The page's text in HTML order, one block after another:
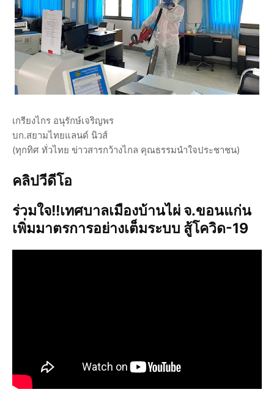
เกรียงไกร อนุรักษ์เจริญพร
บก.สยามไทยแลนด์ นิวส์
(ทุกทิศ ทั่วไทย ข่าวสารกว้างไกล คุณธรรมนำใจประชาชน)
คลิปวีดีโอ
ร่วมใจ!!เทศบาลเมืองบ้านไผ่ จ.ขอนแก่น
เพิ่มมาตรการอย่างเต็มระบบ สู้โควิด-19